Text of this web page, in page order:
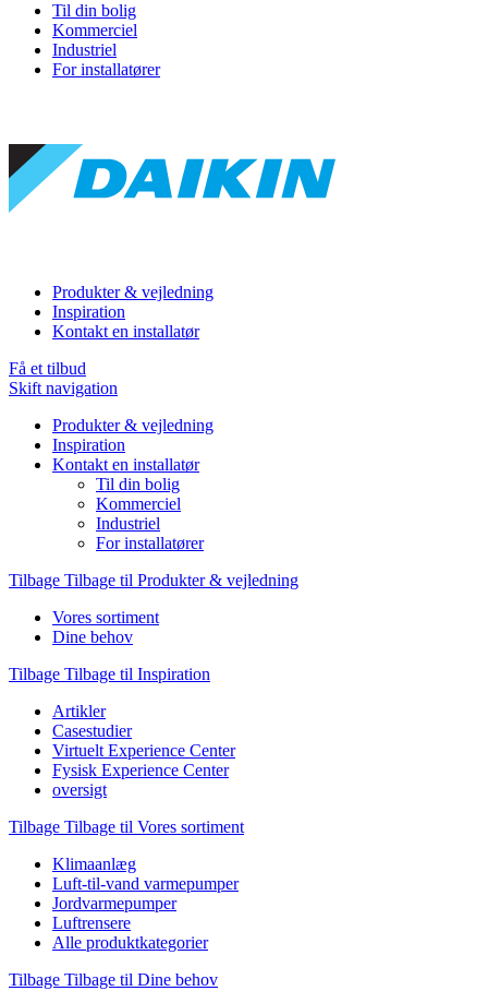
Til din bolig
Kommerciel
Industriel
For installatører
Produkter & vejledning
Inspiration
Kontakt en installatør
Få et tilbud
Skift navigation
Produkter & vejledning
Inspiration
Kontakt en installatør
Til din bolig
Kommerciel
Industriel
For installatører
Tilbage Tilbage til Produkter & vejledning
Vores sortiment
Dine behov
Tilbage Tilbage til Inspiration
Artikler
Casestudier
Virtuelt Experience Center
Fysisk Experience Center
oversigt
Tilbage Tilbage til Vores sortiment
Klimaanlæg
Luft-til-vand varmepumper
Jordvarmepumper
Luftrensere
Alle produktkategorier
Tilbage Tilbage til Dine behov